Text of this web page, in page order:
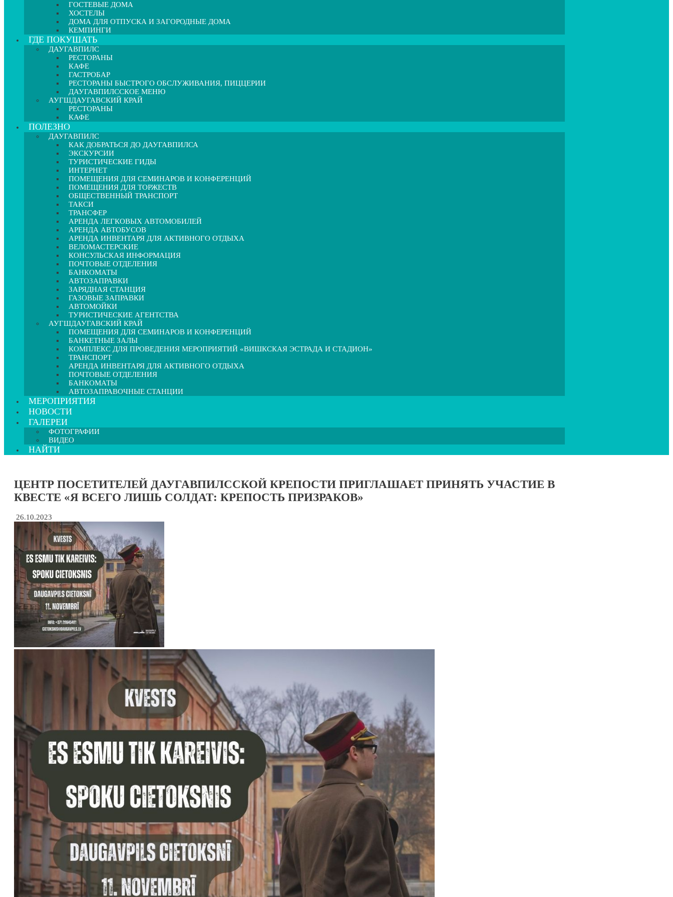
ГОСТЕВЫЕ ДОМА
ХОСТЕЛЫ
ДОМА ДЛЯ ОТПУСКА И ЗАГОРОДНЫЕ ДОМА
КЕМПИНГИ
ГДЕ ПОКУШАТЬ
ДАУГАВПИЛС
РЕСТОРАНЫ
КАФЕ
ГАСТРОБАР
РЕСТОРАНЫ БЫСТРОГО ОБСЛУЖИВАНИЯ, ПИЦЦЕРИИ
ДАУГАВПИЛССКОЕ МЕНЮ
АУГШДАУГАВСКИЙ КРАЙ
РЕСТОРАНЫ
КАФЕ
ПОЛЕЗНО
ДАУГАВПИЛС
КАК ДОБРАТЬСЯ ДО ДАУГАВПИЛСА
ЭКСКУРСИИ
ТУРИСТИЧЕСКИЕ ГИДЫ
ИНТЕРНЕТ
ПОМЕЩЕНИЯ ДЛЯ СЕМИНАРОВ И КОНФЕРЕНЦИЙ
ПОМЕЩЕНИЯ ДЛЯ ТОРЖЕСТВ
ОБЩЕСТВЕННЫЙ ТРАНСПОРТ
ТАКСИ
ТРАНСФЕР
АРЕНДА ЛЕГКОВЫХ АВТОМОБИЛЕЙ
АРЕНДА АВТОБУСОВ
АРЕНДА ИНВЕНТАРЯ ДЛЯ АКТИВНОГО ОТДЫХА
ВЕЛОМАСТЕРСКИЕ
КОНСУЛЬСКАЯ ИНФОРМАЦИЯ
ПОЧТОВЫЕ ОТДЕЛЕНИЯ
БАНКОМАТЫ
АВТОЗАПРАВКИ
ЗАРЯДНАЯ СТАНЦИЯ
ГАЗОВЫЕ ЗАПРАВКИ
АВТОМОЙКИ
ТУРИСТИЧЕСКИЕ АГЕНТСТВА
АУГШДАУГАВСКИЙ КРАЙ
ПОМЕЩЕНИЯ ДЛЯ СЕМИНАРОВ И КОНФЕРЕНЦИЙ
БАНКЕТНЫЕ ЗАЛЫ
КОМПЛЕКС ДЛЯ ПРОВЕДЕНИЯ МЕРОПРИЯТИЙ «ВИШКСКАЯ ЭСТРАДА И СТАДИОН»
ТРАНСПОРТ
АРЕНДА ИНВЕНТАРЯ ДЛЯ АКТИВНОГО ОТДЫХА
ПОЧТОВЫЕ ОТДЕЛЕНИЯ
БАНКОМАТЫ
АВТОЗАПРАВОЧНЫЕ СТАНЦИИ
МЕРОПРИЯТИЯ
НОВОСТИ
ГАЛЕРЕИ
ФОТОГРАФИИ
ВИДЕО
НАЙТИ
ЦЕНТР ПОСЕТИТЕЛЕЙ ДАУГАВПИЛССКОЙ КРЕПОСТИ ПРИГЛАШАЕТ ПРИНЯТЬ УЧАСТИЕ В
КВЕСТЕ «Я ВСЕГО ЛИШЬ СОЛДАТ: КРЕПОСТЬ ПРИЗРАКОВ»
26.10.2023